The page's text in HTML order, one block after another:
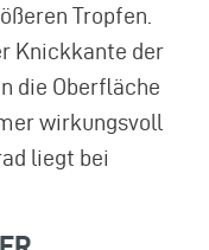
Tropfen.
Knickkante der
die Oberfläche
wirkungsvoll
liegt bei